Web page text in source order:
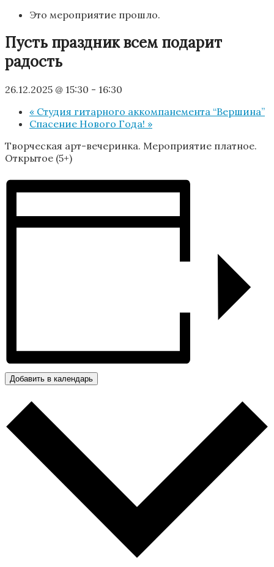
Это мероприятие прошло.
Пусть праздник всем подарит
радость
26.12.2025 @ 15:30 - 16:30
« Студия гитарного аккомпанемента “Вершина”
Спасение Нового Года! »
Творческая арт-вечеринка. Мероприятие платное.
Открытое (5+)
Добавить в календарь